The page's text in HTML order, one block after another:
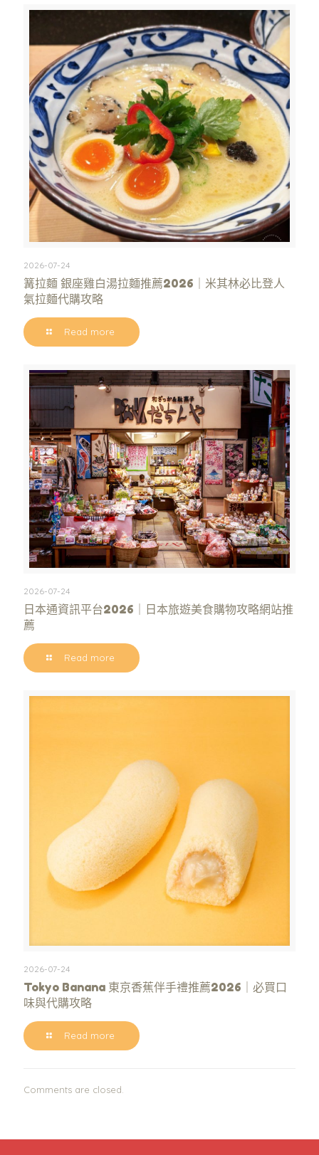
2026-07-24
篝拉麵 銀座雞白湯拉麵推薦2026｜米其林必比登人
氣拉麵代購攻略
Read more
2026-07-24
日本通資訊平台2026｜日本旅遊美食購物攻略網站推
薦
Read more
2026-07-24
Tokyo Banana 東京香蕉伴手禮推薦2026｜必買口
味與代購攻略
Read more
Comments are closed.